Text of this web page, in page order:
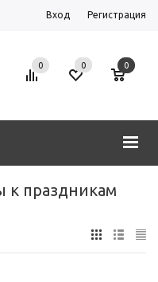
Вход Регистрация
0 0 0
к праздникам